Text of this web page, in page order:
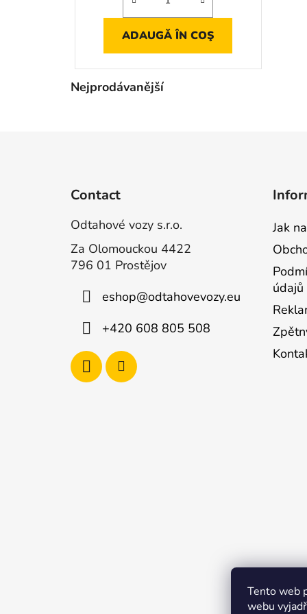
Tento web
webu
ADAUGĂ ÎN COŞ
Nejprodávanější
Contact
Odtahové vozy s.r.o.
Za Olomouckou 4422
796 01 Prostějov
eshop@odtahovevozy.eu
+420 608 805 508
Jak
údajů